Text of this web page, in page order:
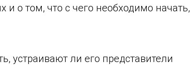
и о том, что с чего необходимо начать,
устраивают ли его представители